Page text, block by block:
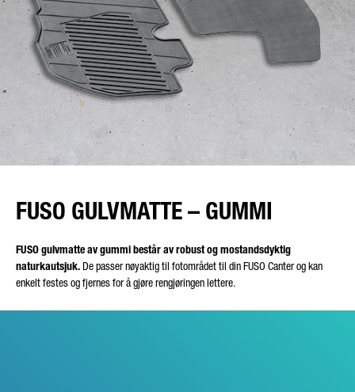
FUSO GULVMATTE – GUMMI
FUSO gulvmatte av gummi består av robust og mostandsdyktig
naturkautsjuk. De passer nøyaktig til fotområdet til din FUSO Canter og kan
enkelt festes og fjernes for å gjøre rengjøringen lettere.